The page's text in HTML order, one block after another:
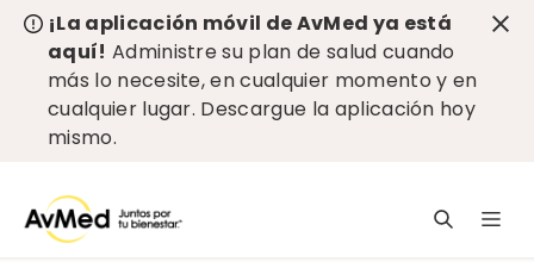
¡La aplicación móvil de AvMed ya está
aquí! Administre su plan de salud cuando
más lo necesite, en cualquier momento y en
cualquier lugar. Descargue la aplicación hoy
mismo.